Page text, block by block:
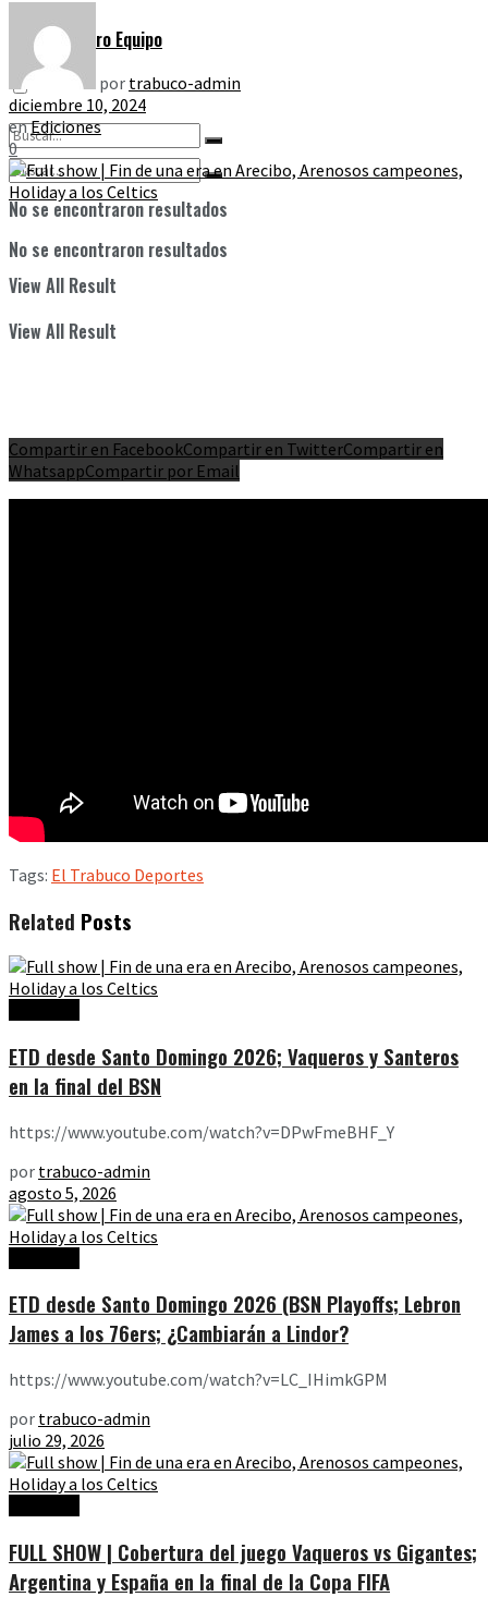
No se encontraron resultados
View All Result
Nuestro Equipo
No se encontraron resultados
View All Result
por trabuco-admin
diciembre 10, 2024
enEdiciones
0
Compartir en FacebookCompartir en TwitterCompartir en
WhatsappCompartir por Email
Tags: El Trabuco Deportes
Related Posts
ETD desde Santo Domingo 2026; Vaqueros y Santeros
en la final del BSN
https://www.youtube.com/watch?v=DPwFmeBHF_Y
por trabuco-admin
agosto 5, 2026
ETD desde Santo Domingo 2026 (BSN Playoffs; Lebron
James a los 76ers; ¿Cambiarán a Lindor?
https://www.youtube.com/watch?v=LC_IHimkGPM
por trabuco-admin
julio 29, 2026
FULL SHOW | Cobertura del juego Vaqueros vs Gigantes;
Argentina y España en la final de la Copa FIFA